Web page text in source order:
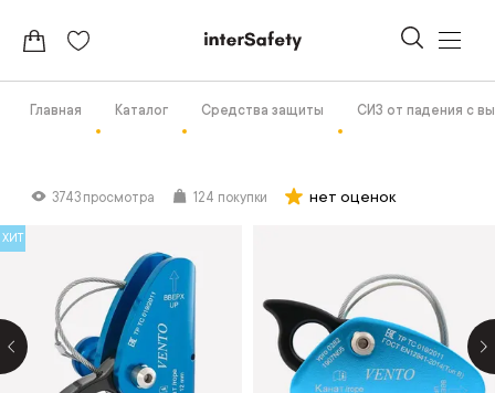
Главная Каталог Средства защиты СИЗ от падения с
3743 просмотра 124 покупки нет оценок
ХИТ